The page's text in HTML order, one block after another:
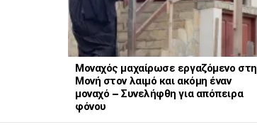
Μοναχός μαχαίρωσε εργαζόμενο στη
Μονή στον λαιμό και ακόμη έναν
μοναχό – Συνελήφθη για απόπειρα
φόνου